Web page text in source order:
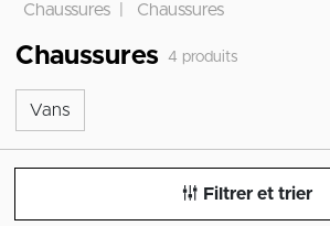
Chaussures Chaussures
Chaussures 4 produits
Vans
Filtrer et trier